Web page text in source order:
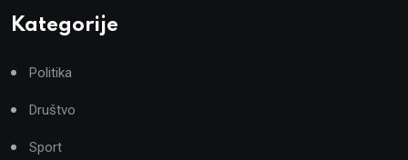
Kategorije
Politika
Društvo
Sport